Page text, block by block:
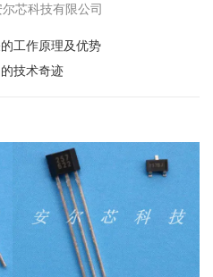
芯科技有限公司
工作原理及优势
技术奇迹